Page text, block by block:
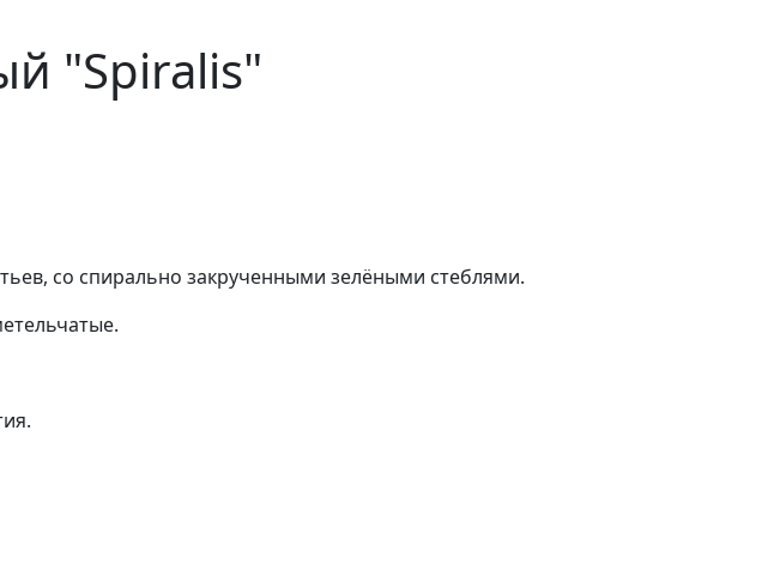
"Spiralis"
со спирально закрученными зелёными стеблями.